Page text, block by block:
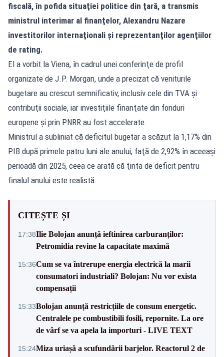
fiscală, în pofida situaţiei politice din ţară, a transmis
ministrul interimar al finanţelor, Alexandru Nazare
investitorilor internaţionali şi reprezentanţilor agenţiilor
de rating.
El a vorbit la Viena, în cadrul unei conferinţe de profil
organizate de J.P. Morgan, unde a precizat că veniturile
bugetare au crescut semnificativ, inclusiv cele din TVA şi
contribuţii sociale, iar investiţiile finanţate din fonduri
europene şi prin PNRR au fost accelerate.
Ministrul a subliniat că deficitul bugetar a scăzut la 1,17% din
PIB după primele patru luni ale anului, faţă de 2,92% în aceeaşi
perioadă din 2025, ceea ce arată că ţinta de deficit pentru
finalul anului este realistă.
CITEȘTE ȘI
17:38Ilie Bolojan anunță ieftinirea carburanților:
Petromidia revine la capacitate maximă
15:36Cum se va întrerupe energia electrică la marii
consumatori industriali? Bolojan: Nu vor exista
compensații
15:33Bolojan anunță restricțiile de consum energetic.
Centralele pe combustibili fosili, repornite. La ore
de vârf se va apela la importuri - LIVE TEXT
15:24Miza uriașă a scufundării barjelor. Reactorul 2 de